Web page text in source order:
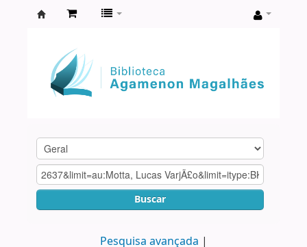
Agamenon
Magalhães
Buscar
Pesquisa avançada